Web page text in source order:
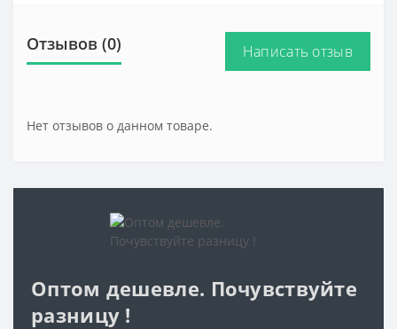
Отзывов (0) Написать отзыв
Нет отзывов о данном товаре.
Оптом дешевле. Почувствуйте
разницу !